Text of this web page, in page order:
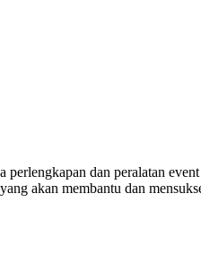
perlengkapan dan peralatan
akan membantu dan